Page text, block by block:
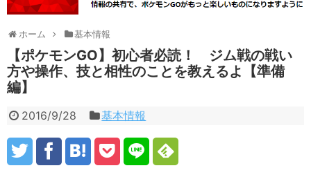
ホーム 基本情報
【ポケモンGO】初心者必読！ ジム戦の戦い
方や操作、技と相性のことを教えるよ【準備
編】
2016/9/28 基本情報